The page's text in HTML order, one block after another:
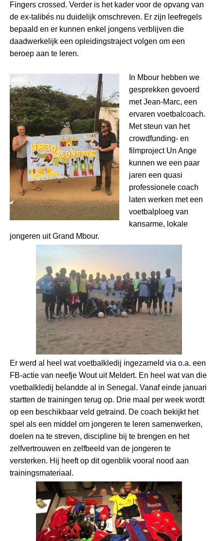
Fingers crossed. Verder is het kader voor de opvang van
de ex-talibés nu duidelijk omschreven. Er zijn leefregels
bepaald en er kunnen enkel jongens verblijven die
daadwerkelijk een opleidingstraject volgen om een
beroep aan te leren.
n Mbour hebben we
gesprekken gevoerd
met Jean-Marc, een
ervaren voetbalcoach.
Met steun van het
crowdfunding- en
filmproject Un Ange
kunnen we een paar
jaren een quasi
professionele coach
laten werken met een
voetbalploeg van
kansarme, lokale
jongeren uit Grand Mbour.
Er werd al heel wat voetbalkledij ingezameld via o.a. een
FB-actie van neefje Wout uit Meldert. En heel wat van die
voetbalkledij belandde al in Senegal. Vanaf einde januari
startten de trainingen terug op. Drie maal per week wordt
op een beschikbaar veld getraind. De coach bekijkt het
spel als een middel om jongeren te leren samenwerken,
doelen na te streven, discipline bij te brengen en het
zelfvertrouwen en zelfbeeld van de jongeren te
versterken. Hij heeft op dit ogenblik vooral nood aan
trainingsmateriaal.